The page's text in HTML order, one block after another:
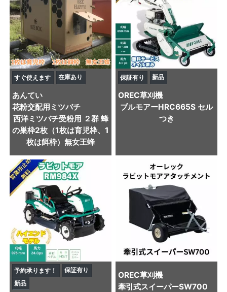
すぐ使えます 在庫あり
あんてい
花粉交配用ミツバチ
西洋ミツバチ受粉用 ２群 蜂
の巣枠2枚（1枚は育児枠、1
枚は餌枠）無女王蜂
保証有り 新品
OREC草刈機
ブルモアーHRC665S セル
つき
予約承ります！
保証有り
新品
OREC草刈機
牽引式スイーパーSW700